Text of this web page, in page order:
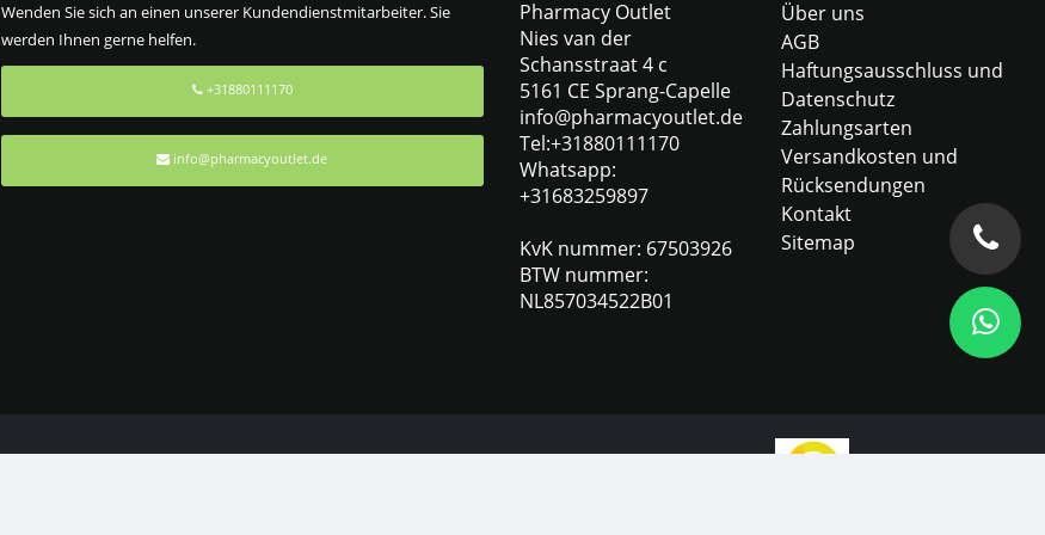
Wenden Sie sich an einen unserer Kundendienstmitarbeiter. Sie
werden Ihnen gerne helfen.
+31880111170
info@pharmacyoutlet.de
Pharmacy Outlet
Nies van der
Schansstraat 4 c
5161 CE Sprang-Capelle
info@pharmacyoutlet.de
Tel:+31880111170
Whatsapp:
+31683259897
KvK nummer: 67503926
BTW nummer:
NL857034522B01
Über uns
AGB
Haftungsausschluss und
Datenschutz
Zahlungsarten
Versandkosten und
Rücksendungen
Kontakt
Sitemap